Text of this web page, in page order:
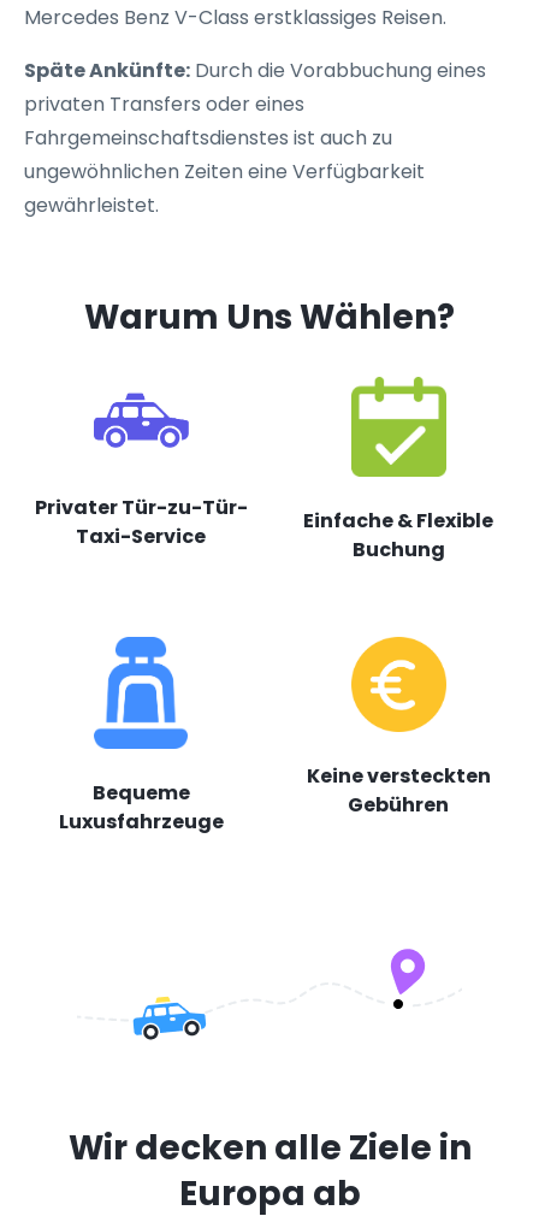
Mercedes Benz V-Class erstklassiges Reisen.
Späte Ankünfte: Durch die Vorabbuchung eines
privaten Transfers oder eines
Fahrgemeinschaftsdienstes ist auch zu
ungewöhnlichen Zeiten eine Verfügbarkeit
gewährleistet.
Warum Uns Wählen?
Privater Tür-zu-Tür-
Taxi-Service
Einfache & Flexible
Buchung
Bequeme
Luxusfahrzeuge
Keine versteckten
Gebühren
Wir decken alle Ziele in
Europa ab